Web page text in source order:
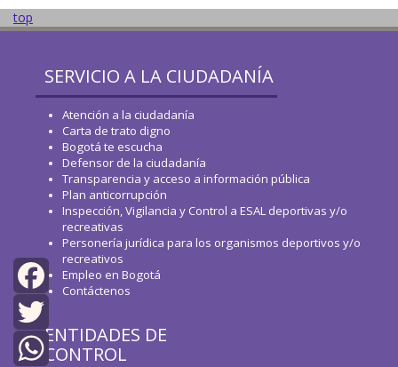
Facebook
Twitter
top
SERVICIO A LA CIUDADANÍA
Atención a la ciudadanía
Carta de trato digno
Bogotá te escucha
Defensor de la ciudadanía
Transparencia y acceso a información pública
Plan anticorrupción
Inspección, Vigilancia y Control a ESAL deportivas y/o
recreativas
Personería jurídica para los organismos deportivos y/o
recreativos
Empleo en Bogotá
Contáctenos
ENTIDADES DE
CONTROL